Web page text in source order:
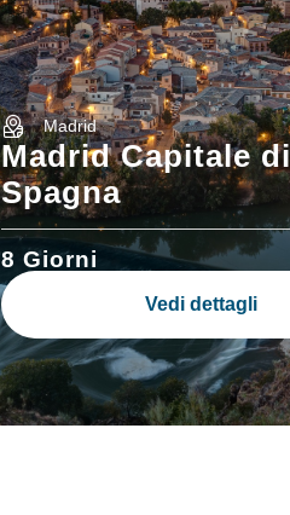
Madrid
Madrid Capitale di
Spagna
8 Giorni
Vedi dettagli